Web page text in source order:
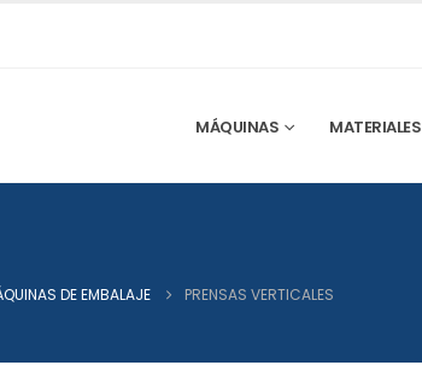
MÁQUINAS MATERIALES
DE EMBALAJE PRENSAS VERTICALES